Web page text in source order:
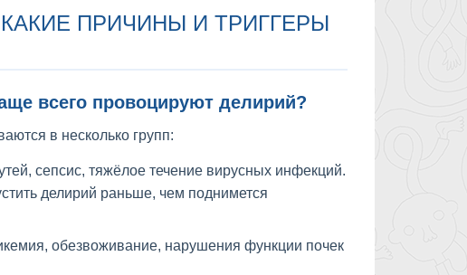
ПРИЧИНЫ И ТРИГГЕРЫ
всего провоцируют делирий?
в несколько групп:
сепсис, тяжёлое течение вирусных инфекций.
делирий раньше, чем поднимется
обезвоживание, нарушения функции почек